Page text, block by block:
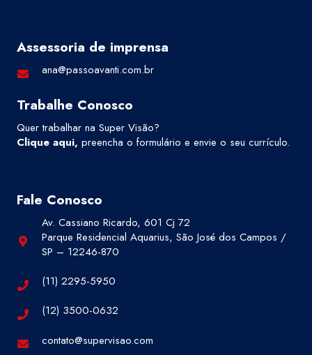
Assessoria de imprensa
ana@passoavanti.com.br
Trabalhe Conosco
Quer trabalhar na Super Visão?
Clique aqui, preencha o formulário e envie o seu currículo.
Fale Conosco
Av. Cassiano Ricardo, 601 Cj 72
Parque Residencial Aquarius, São José dos Campos /
SP – 12246-870
(11) 2295-5950
(12) 3500-0632
contato@supervisao.com